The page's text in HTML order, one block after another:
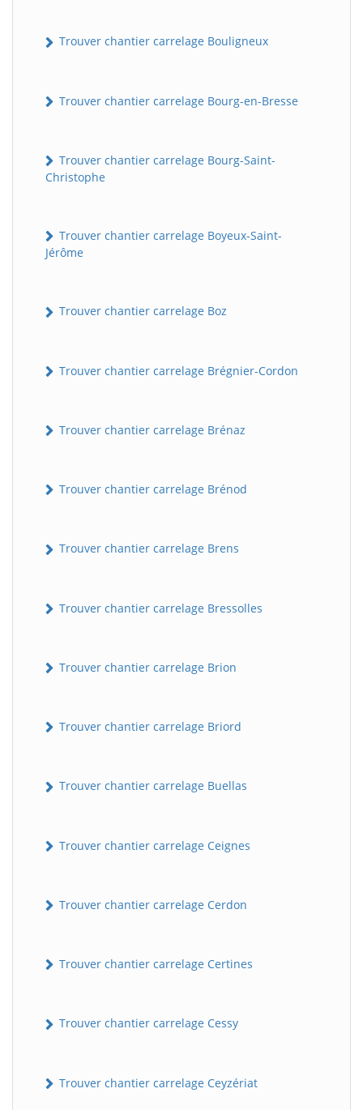
Trouver chantier carrelage Bouligneux
Trouver chantier carrelage Bourg-en-Bresse
Trouver chantier carrelage Bourg-Saint-
Christophe
Trouver chantier carrelage Boyeux-Saint-
Jérôme
Trouver chantier carrelage Boz
Trouver chantier carrelage Brégnier-Cordon
Trouver chantier carrelage Brénaz
Trouver chantier carrelage Brénod
Trouver chantier carrelage Brens
Trouver chantier carrelage Bressolles
Trouver chantier carrelage Brion
Trouver chantier carrelage Briord
Trouver chantier carrelage Buellas
Trouver chantier carrelage Ceignes
Trouver chantier carrelage Cerdon
Trouver chantier carrelage Certines
Trouver chantier carrelage Cessy
Trouver chantier carrelage Ceyzériat